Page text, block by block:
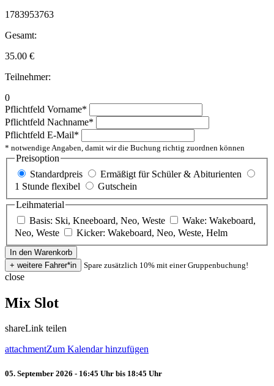
1783953763
Gesamt:
35.00 €
Teilnehmer:
0
Pflichtfeld Vorname*
Pflichtfeld Nachname*
Pflichtfeld E-Mail*
* notwendige Angaben, damit wir die Buchung richtig zuordnen können
Preisoption
Standardpreis
Ermäßigt für Schüler & Abiturienten
1 Stunde flexibel
Gutschein
Leihmaterial
Basis: Ski, Kneeboard, Neo, Weste
Wake: Wakeboard,
Neo, Weste
Kicker: Wakeboard, Neo, Weste, Helm
Spare zusätzlich 10% mit einer Gruppenbuchung!
close
Mix Slot
shareLink teilen
attachmentZum Kalendar hinzufügen
05. September 2026 - 16:45 Uhr bis 18:45 Uhr